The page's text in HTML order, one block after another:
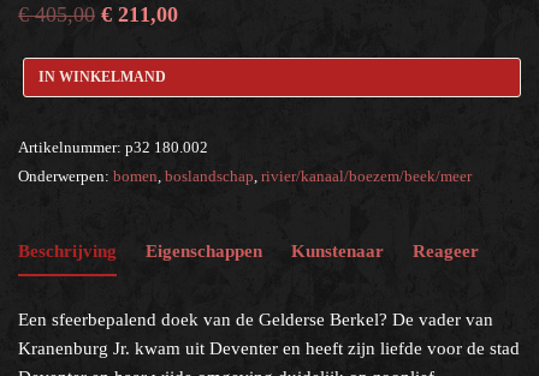
€405,00 € 211,00
IN WINKELMAND
Artikelnummer: p32 180.002
Onderwerpen: bomen, boslandschap, rivier/kanaal/boezem/beek/meer
Beschrijving Eigenschappen Kunstenaar Reageer
Een sfeerbepalend doek van de Gelderse Berkel? De vader van
Kranenburg Jr. kwam uit Deventer en heeft zijn liefde voor de stad